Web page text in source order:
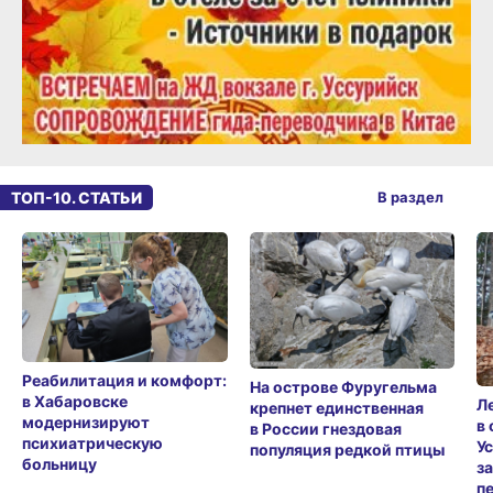
ТОП-10. СТАТЬИ
Реабилитация и комфорт:
в Хабаровске
модернизируют
психиатрическую
больницу
На острове Фуругельма
крепнет единственная
в России гнездовая
популяция редкой птицы
в
В раздел